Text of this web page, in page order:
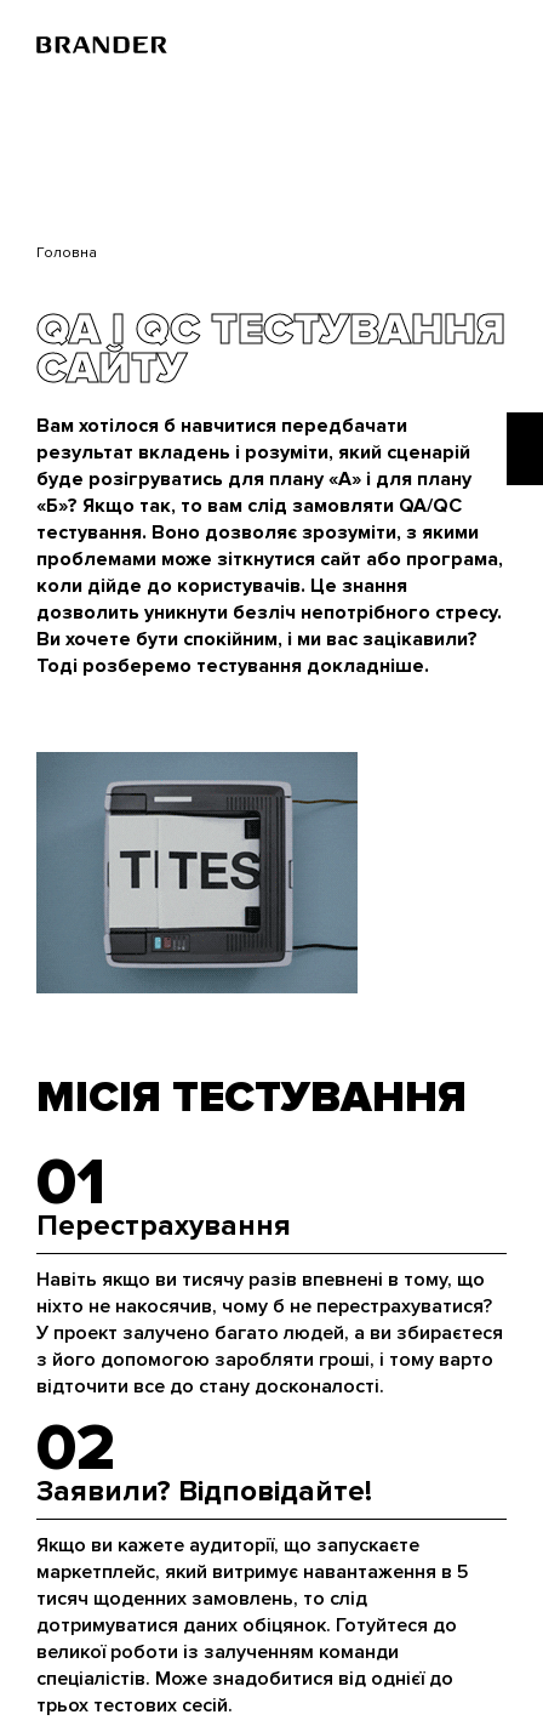
Головна
QA І QC ТЕСТУВАННЯ
САЙТУ
Вам хотілося б навчитися передбачати
результат вкладень і розуміти, який сценарій
буде розігруватись для плану «А» і для плану
«Б»? Якщо так, то вам слід замовляти QA/QC
тестування. Воно дозволяє зрозуміти, з якими
проблемами може зіткнутися сайт або програма,
коли дійде до користувачів. Це знання
дозволить уникнути безліч непотрібного стресу.
Ви хочете бути спокійним, і ми вас зацікавили?
Тоді розберемо тестування докладніше.
МІСІЯ ТЕСТУВАННЯ
01
Перестрахування
Навіть якщо ви тисячу разів впевнені в тому, що
ніхто не накосячив, чому б не перестрахуватися?
У проект залучено багато людей, а ви збираєтеся
з його допомогою заробляти гроші, і тому варто
відточити все до стану досконалості.
02
Заявили? Відповідайте!
Якщо ви кажете аудиторії, що запускаєте
маркетплейс, який витримує навантаження в 5
тисяч щоденних замовлень, то слід
дотримуватися даних обіцянок. Готуйтеся до
великої роботи із залученням команди
спеціалістів. Може знадобитися від однієї до
трьох тестових сесій.